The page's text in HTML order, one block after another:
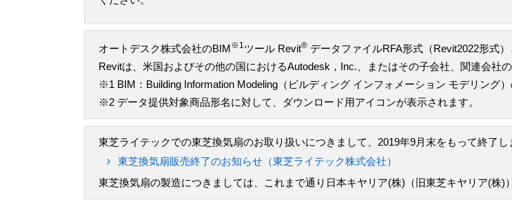
オートデスク株式会社のBIM ※1ツール Revit® データファイルRFA形式（Revit2022形式
Revitは、米国およびその他の国におけるAutodesk，Inc.、またはその子会社、関連会社
※1 BIM：Building Information Modeling（ビルディング インフォメーション モデリング）
※2 データ提供対象商品形名に対して、ダウンロード用アイコンが表示されます。
東芝ライテックでの東芝換気扇のお取り扱いにつきまして、2019年9月末をもって終了し
東芝換気扇販売終了のお知らせ（東芝ライテック株式会社）
東芝換気扇の製造につきましては、これまで通り日本キヤリア(株)（旧東芝キヤリア(株)